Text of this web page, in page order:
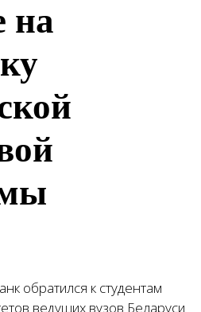
на
обратился к студентам
ведущих вузов Беларуси